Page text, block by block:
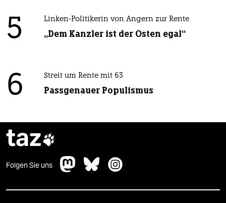
5 Linken-Politikerin von Angern zur Rente
„Dem Kanzler ist der Osten egal“
6 Streit um Rente mit 63
Passgenauer Populismus
taz
Folgen Sie uns